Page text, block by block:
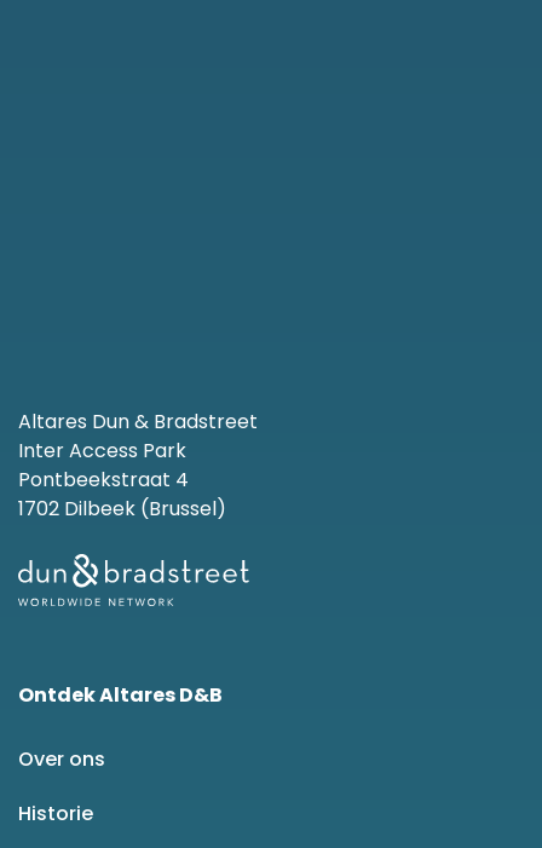
Altares Dun & Bradstreet
Inter Access Park
Pontbeekstraat 4
1702 Dilbeek (Brussel)
Ontdek Altares D&B
Over ons
Historie